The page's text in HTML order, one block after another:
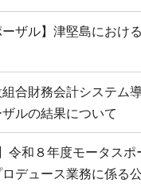
ーザル】津堅島におけ
合財務会計システム
ルの結果について
令和８年度モータス
デュース業務に係る